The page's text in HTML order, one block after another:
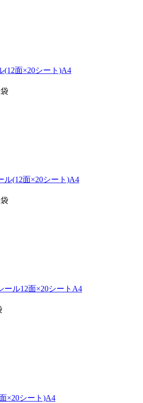
(12面×20シート)A4
ル(12面×20シート)A4
ール12面×20シートA4
×20シート)A4